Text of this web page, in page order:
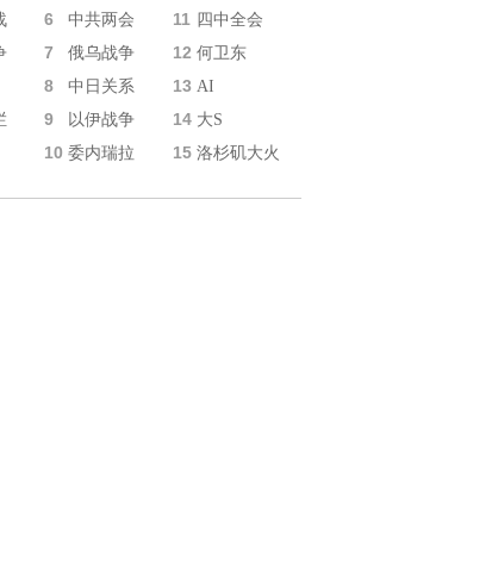
6 中共两会 11 四中全会
7 俄乌战争 12 何卫东
8 中日关系 13 AI
9 以伊战争 14 大S
10 委内瑞拉 15 洛杉矶大火